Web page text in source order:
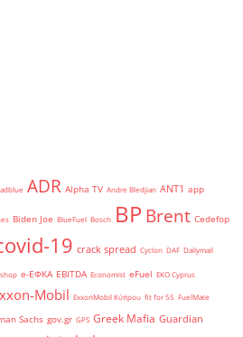
adblue ADR Alpha TV Andre Bledjian ANT1 app
Biden Joe BlueFuel Bosch BPBrent Cedefop
19 crack spread Cyclon DAF Dailymail
e-ΕΦΚΑ EBITDA Economist eFuel EKO Cyprus
Mobil ExxonMobil Κύπρου fit for 55 FuelMate
Sachs gov.gr GPS Greek Mafia Guardian